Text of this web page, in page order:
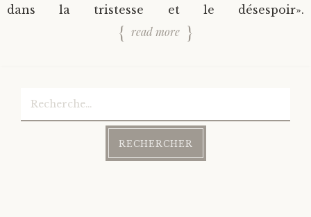
dans la tristesse et le désespoir».
read more